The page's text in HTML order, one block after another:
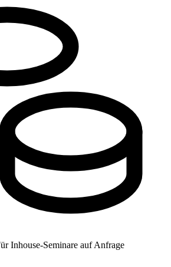
Inhouse-Seminare auf Anfrage